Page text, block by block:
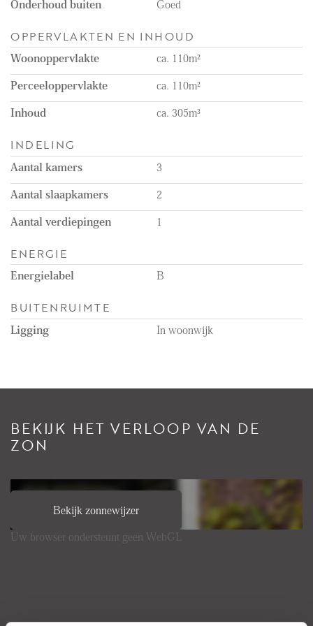
Onderhoud buiten Goed
OPPERVLAKTEN EN INHOUD
Woonoppervlakte ca. 110m²
Perceeloppervlakte ca. 110m²
Inhoud ca. 305m³
INDELING
Aantal kamers 3
Aantal slaapkamers 2
Aantal verdiepingen 1
ENERGIE
Energielabel B
BUITENRUIMTE
Ligging In woonwijk
BEKIJK HET VERLOOP VAN DE
ZON
Bekijk zonnewijzer
Uw browser ondersteunt geen WebGL